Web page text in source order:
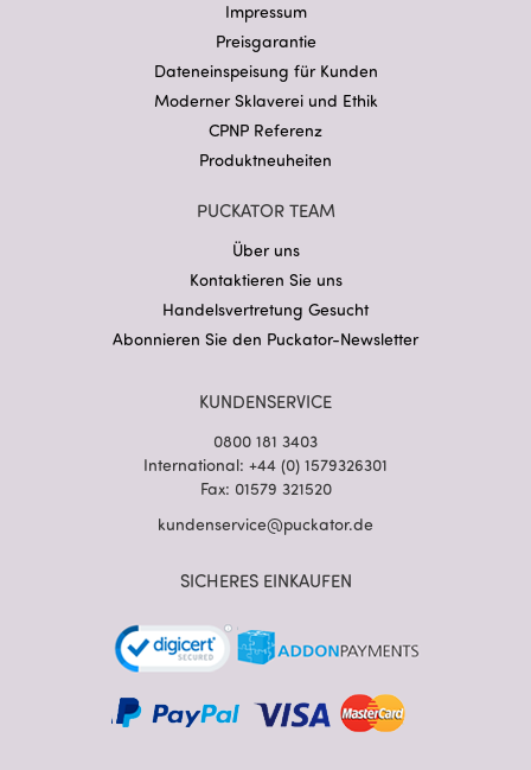
Impressum
Preisgarantie
Dateneinspeisung für Kunden
Moderner Sklaverei und Ethik
CPNP Referenz
Produktneuheiten
PUCKATOR TEAM
Über uns
Kontaktieren Sie uns
Handelsvertretung Gesucht
Abonnieren Sie den Puckator-Newsletter
KUNDENSERVICE
0800 181 3403
International: +44 (0) 1579326301
Fax: 01579 321520
kundenservice@puckator.de
SICHERES EINKAUFEN